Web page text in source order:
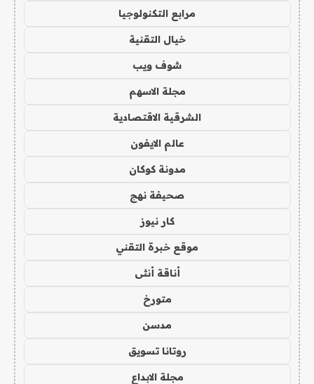
مرابع التكنولوجيا
خيال التقنية
شوف ويب
مجلة الاسهم
الشرقية الاقتصادية
عالم الايفون
مدونة كوكان
صحيفة نهج
كار نيوز
موقع خبرة التقني
أناقة أنثى
متورخ
مدسن
روتانا تسويق
مجلة الابداع